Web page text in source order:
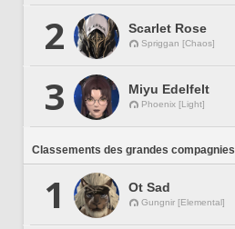
2 Scarlet Rose
Spriggan [Chaos]
3 Miyu Edelfelt
Phoenix [Light]
Classements des grandes compagnies
1 Ot Sad
Gungnir [Elemental]